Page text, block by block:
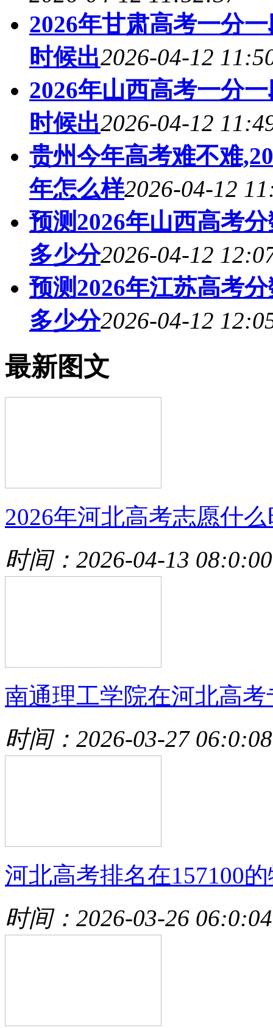
2026年甘肃高考一分
时候出2026-04-12
2026年山西高考一分
时候出2026-04-12
贵州今年高考难不难
年怎么样2026-04-12
预测2026年山西高考
多少分2026-04-12
预测2026年江苏高考
多少分2026-04-12
最新图文
2026年河北高考志愿什
时间：2026-04-13 08:0:00
南通理工学院在河北高考
时间：2026-03-27 06:0:08
河北高考排名在157100
时间：2026-03-26 06:0:04